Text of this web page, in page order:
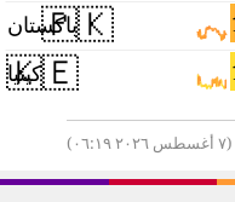
🇵🇰باكستان
🇰🇪
كينيا